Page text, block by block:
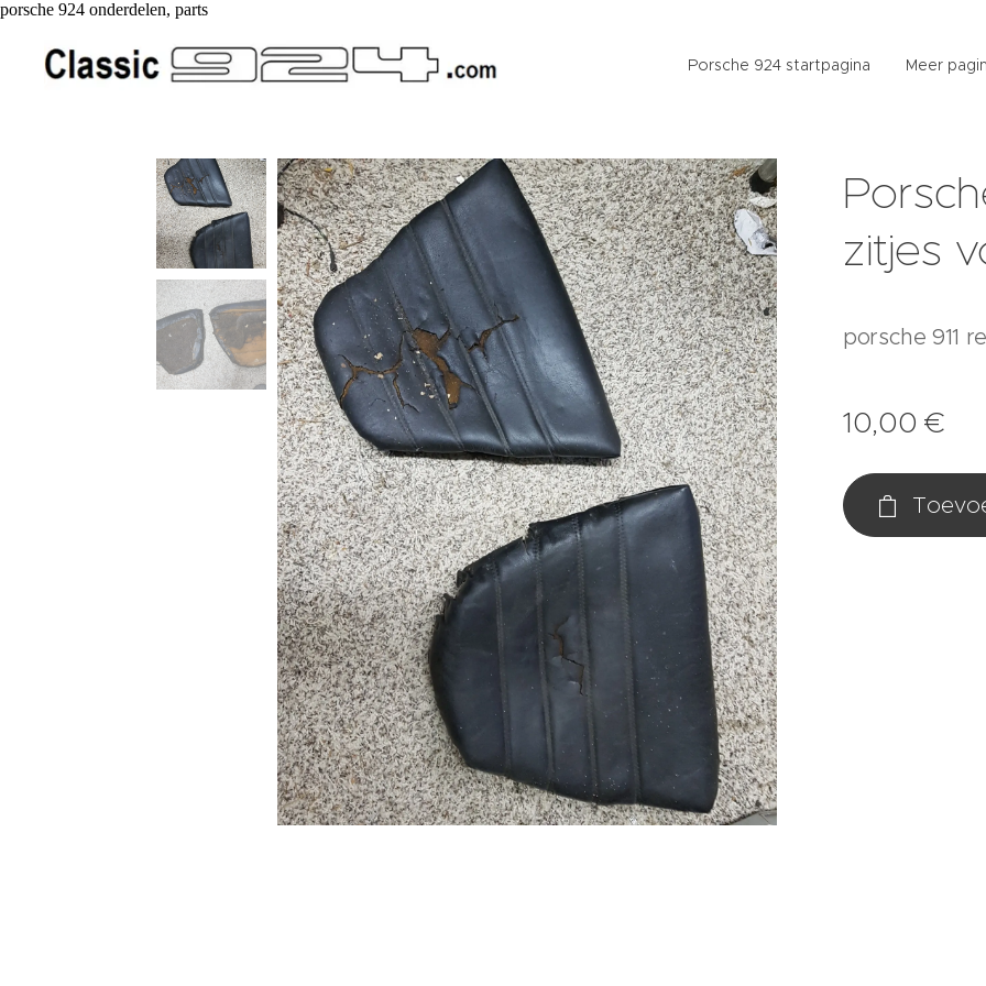
porsche 924 onderdelen, parts
Porsche 924 startpagina Meer
zitjes
porsche 911
10,00 €